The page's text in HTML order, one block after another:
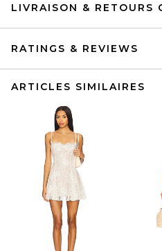
LIVRAISON & RETOURS
RATINGS & REVIEWS
ARTICLES SIMILAIRES